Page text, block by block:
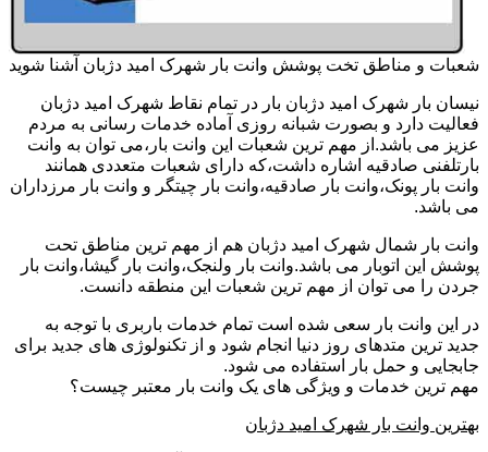
شعبات و مناطق تخت پوشش وانت بار شهرک امید دژبان آشنا شوید
نیسان بار شهرک امید دژبان بار در تمام نقاط شهرک امید دژبان
فعالیت دارد و بصورت شبانه روزی آماده خدمات رسانی به مردم
عزیز می باشد.از مهم ترین شعبات این وانت بار،می توان به وانت
بارتلفنی صادقیه اشاره داشت،که دارای شعبات متعددی همانند
وانت بار پونک،وانت بار صادقیه،وانت بار چیتگر و وانت بار مرزداران
می باشد.
وانت بار شمال شهرک امید دژبان هم از مهم ترین مناطق تحت
پوشش این اتوبار می باشد.وانت بار ولنجک،وانت بار گیشا،وانت بار
جردن را می توان از مهم ترین شعبات این منطقه دانست.
در این وانت بار سعی شده است تمام خدمات باربری با توجه به
جدید ترین متدهای روز دنیا انجام شود و از تکنولوژی های جدید برای
جابجایی و حمل بار استفاده می شود.
مهم ترین خدمات و ویژگی های یک وانت بار معتبر چیست؟
بهترین وانت بار شهرک امید دژبان